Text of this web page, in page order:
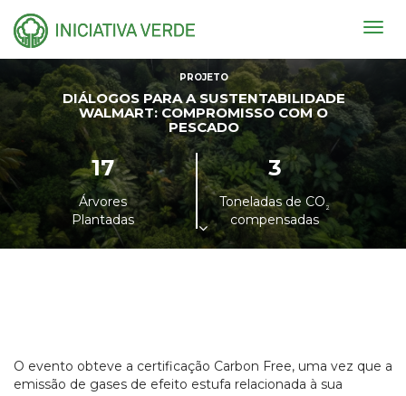
PROJETO
DIÁLOGOS PARA A SUSTENTABILIDADE
WALMART: COMPROMISSO COM O
PESCADO
17
Árvores
Plantadas
3
Toneladas de CO²
compensadas
O evento obteve a certificação Carbon Free, uma vez que a
emissão de gases de efeito estufa relacionada à sua